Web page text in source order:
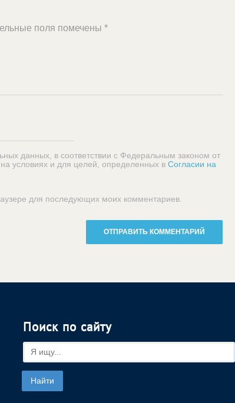
поля помечены *
данных, в соответствии с Федеральным законом от
условиях и для целей, определенных в Согласии на
для последующих моих комментариев.
Поиск по сайту